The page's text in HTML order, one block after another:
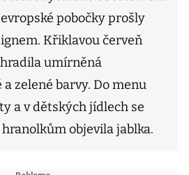
evropské pobočky prošly
Křiklavou červeň
umírněná
zelené barvy. Do menu
a v dětských jídlech se
objevila jablka.